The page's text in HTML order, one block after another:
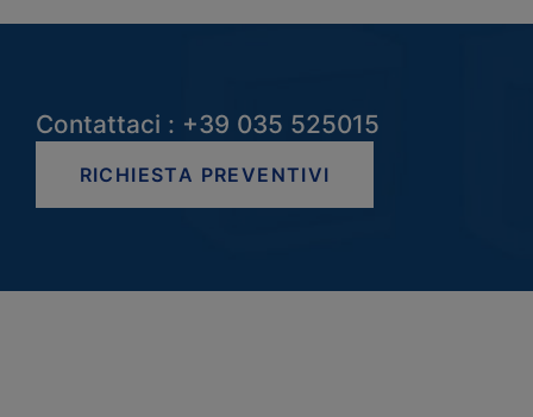
Contattaci : +39 035 525015
RICHIESTA PREVENTIVI